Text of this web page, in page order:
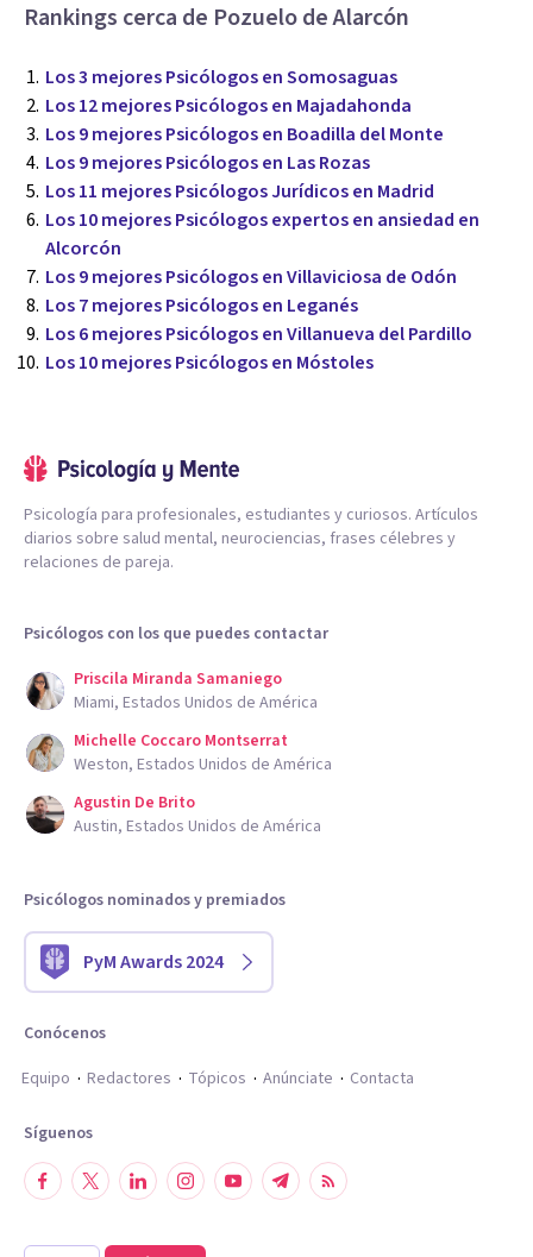
Rankings cerca de Pozuelo de Alarcón
Los 3 mejores Psicólogos en Somosaguas
Los 12 mejores Psicólogos en Majadahonda
Los 9 mejores Psicólogos en Boadilla del Monte
Los 9 mejores Psicólogos en Las Rozas
Los 11 mejores Psicólogos Jurídicos en Madrid
Los 10 mejores Psicólogos expertos en ansiedad en
Alcorcón
Los 9 mejores Psicólogos en Villaviciosa de Odón
Los 7 mejores Psicólogos en Leganés
Los 6 mejores Psicólogos en Villanueva del Pardillo
Los 10 mejores Psicólogos en Móstoles
Psicología para profesionales, estudiantes y curiosos. Artículos
diarios sobre salud mental, neurociencias, frases célebres y
relaciones de pareja.
Psicólogos con los que puedes contactar
Priscila Miranda Samaniego
Miami, Estados Unidos de América
Michelle Coccaro Montserrat
Weston, Estados Unidos de América
Agustin De Brito
Austin, Estados Unidos de América
Psicólogos nominados y premiados
PyM Awards 2024
Conócenos
Equipo
Redactores Tópicos Anúnciate Contacta
Síguenos